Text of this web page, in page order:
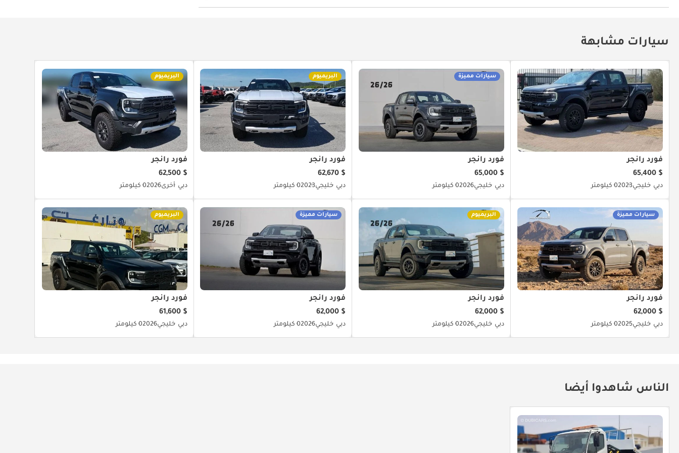
سيارات مشابهة
فورد رانجر
$ 65,400
دبي خليجي20230 كيلومتر
سيارات مميزة
فورد رانجر
$ 65,000
دبي خليجي20260 كيلومتر
البريميوم
فورد رانجر
$ 62,670
دبي خليجي20230 كيلومتر
البريميوم
فورد رانجر
$ 62,500
دبي أخرى20260 كيلومتر
سيارات مميزة
فورد رانجر
$ 62,000
دبي خليجي20250 كيلومتر
البريميوم
فورد رانجر
$ 62,000
دبي خليجي20260 كيلومتر
سيارات مميزة
فورد رانجر
$ 62,000
دبي خليجي20260 كيلومتر
البريميوم
فورد رانجر
$ 61,600
دبي خليجي20260 كيلومتر
الناس شاهدوا أيضا